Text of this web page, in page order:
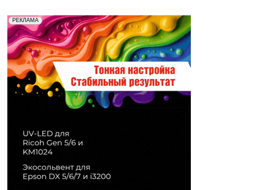
РЕКЛАМА
Реклама. Рекламодатель ООО "Передовые Системы
Печати" erid: 2SDnjd2d4Qz